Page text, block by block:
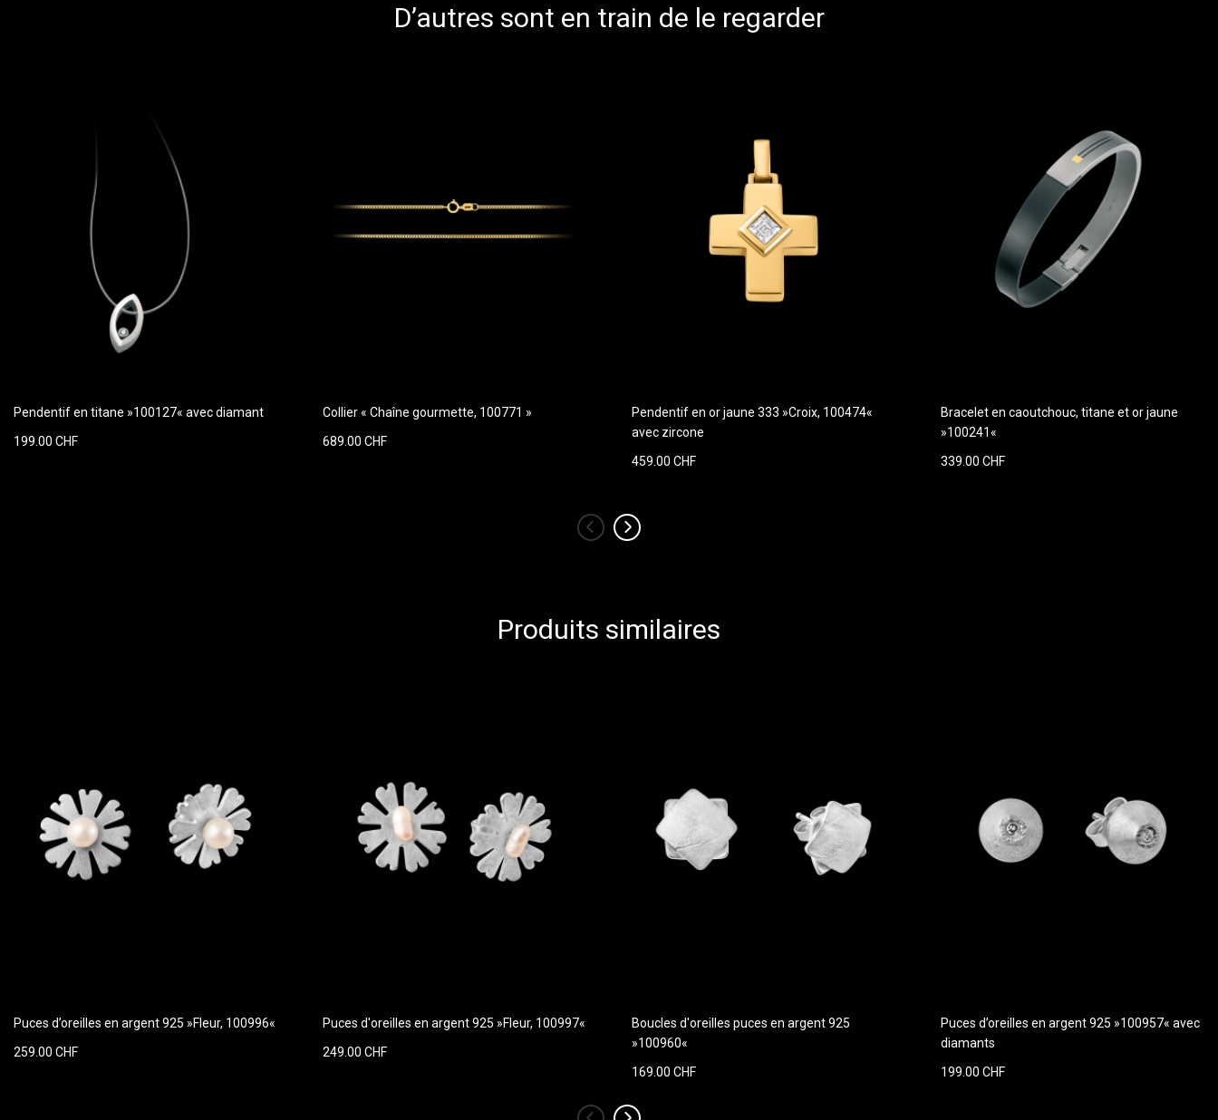
D’autres sont en train de le regarder
Pendentif en titane »100127« avec diamant
199.00 CHF
Collier « Chaîne gourmette, 100771 »
689.00 CHF
Pendentif en or jaune 333 »Croix, 100474«
avec zircone
459.00 CHF
Bracelet en caoutchouc, titane et or jaune
»100241«
339.00 CHF
‹ ›
Produits similaires
Puces d’oreilles en argent 925 »Fleur, 100996«
259.00 CHF
Puces d'oreilles en argent 925 »Fleur, 100997«
249.00 CHF
Boucles d'oreilles puces en argent 925
»100960«
169.00 CHF
Puces d’oreilles en argent 925 »100957« avec
diamants
199.00 CHF